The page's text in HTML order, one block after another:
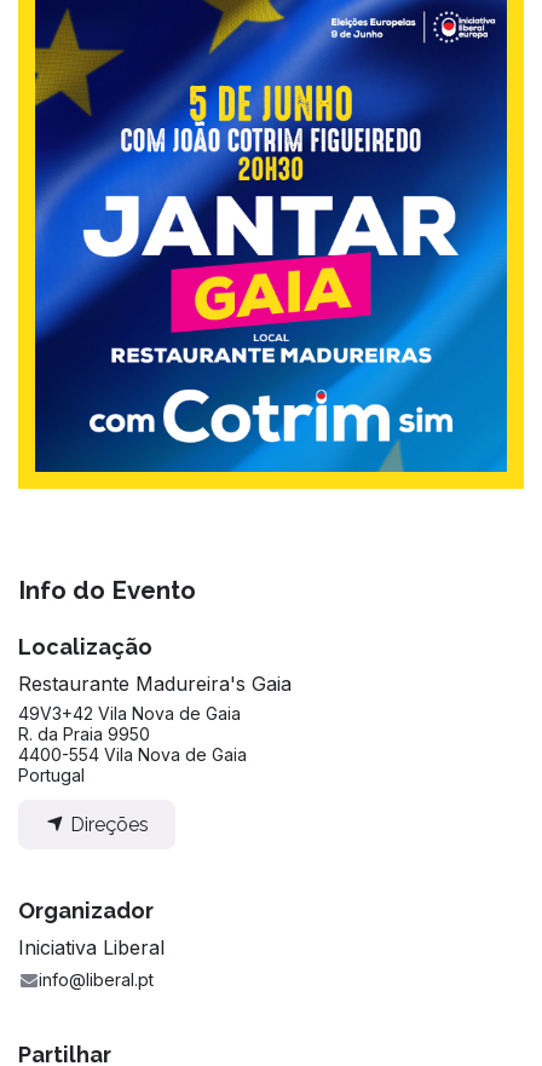
Info do Evento
Localização
Restaurante Madureira's Gaia
49V3+42 Vila Nova de Gaia
R. da Praia 9950
4400-554 Vila Nova de Gaia
Portugal
Direções
Organizador
Iniciativa Liberal
info@liberal.pt
Partilhar